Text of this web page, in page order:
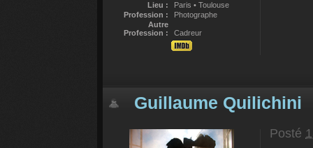
Lieu :
Paris • Toulouse
Profession :
Photographe
Autre
Profession :
Cadreur
Guillaume Quilichini
Posté